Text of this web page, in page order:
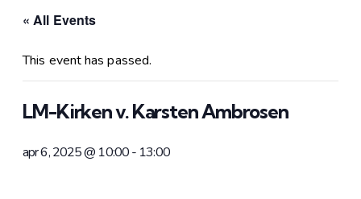
« All Events
This event has passed.
LM-Kirken v. Karsten Ambrosen
apr 6, 2025 @ 10:00- 13:00